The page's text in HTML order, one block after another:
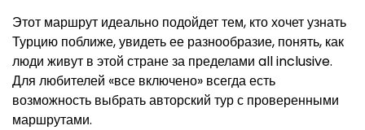
Этот маршрут идеально подойдет тем, кто хочет узнать
Турцию поближе, увидеть ее разнообразие, понять, как
люди живут в этой стране за пределами all inclusive.
Для любителей «все включено» всегда есть
возможность выбрать авторский тур с проверенными
маршрутами.